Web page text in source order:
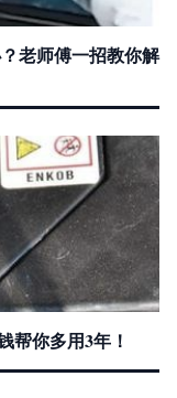
老师傅一招教你解
帮你多用3年！